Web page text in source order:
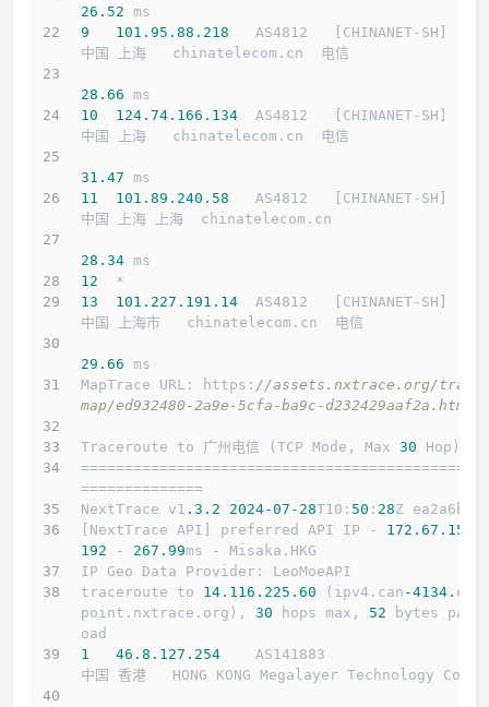
26.52 ms
9
101.95 .88 .218
   AS4812   [CHINANET-SH]
中国 上海   chinatelecom.cn  电信
28.66 ms
10
124.74 .166 .134
  AS4812   [CHINANET-SH]
中国 上海   chinatelecom.cn  电信
31.47 ms
11
101.89 .240 .58
   AS4812   [CHINANET-SH]
中国 上海 上海  chinatelecom.cn
28.34 ms
12
  *
13
101.227 .191 .14
  AS4812   [CHINANET-SH]
中国 上海市   chinatelecom.cn  电信
29.66 ms
MapTrace URL: https: //assets.nxtrace.org/trace
map/ed932480-2a9e-5cfa-ba9c-d232429aaf2a.html
Traceroute to 广州电信 (TCP Mode, Max 30 Hop)
==============================================
==============
NextTrace v1 .3 .2 2024-07 -28T10: 50 : 28Z ea2a6b5
[NextTrace API] preferred API IP - 172.67 .155
192 - 267.99ms - Misaka.HKG
IP Geo Data Provider: LeoMoeAPI
traceroute to 14.116 .225 .60 (ipv4.can -4134. end
point.nxtrace.org), 30 hops max, 52 bytes payl
oad
1
46.8 .127 .254
    AS141883
中国 香港   HONG KONG Megalayer Technology Co